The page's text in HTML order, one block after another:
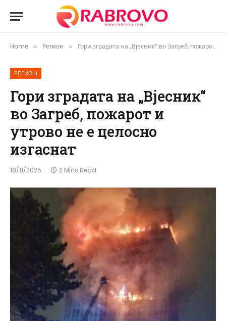
Home » Регион » Гори зградата на „Вјесник“ во Загреб, пожарот и утрово не е целосно изгаснат
РЕГИОН
Гори зградата на „Вјесник“
во Загреб, пожарот и
утрово не е целосно
изгаснат
18/11/2025 2 Mins Read